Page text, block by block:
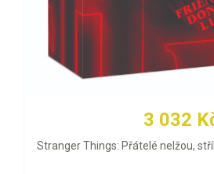
3 032
Stranger Things: Přátelé nelžou,